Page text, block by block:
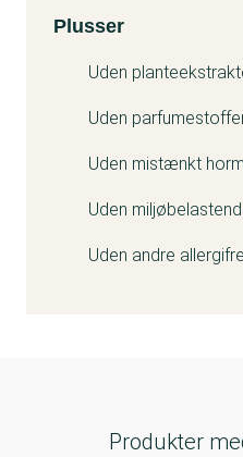
Kemitest
Plusser
Uden
Uden
Uden mistænkt
Uden
Uden andre
Produkter